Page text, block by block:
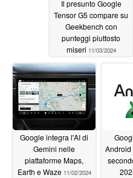
Il presunto Google
Tensor G5 compare su
Geekbench con
punteggi piuttosto
miseri 11/03/2024
Google integra l'AI di
Gemini nelle
piattaforme Maps,
Earth e Waze 11/02/2024
Android